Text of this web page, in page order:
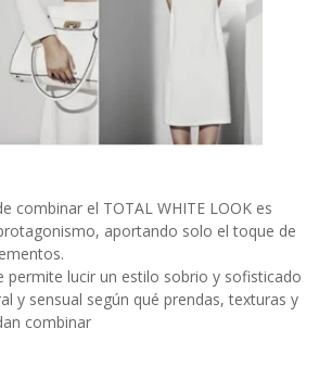
combinar el TOTAL WHITE LOOK es
aportando solo el toque de
permite lucir un estilo sobrio y sofisticado
y sensual según qué prendas, texturas y
combinar